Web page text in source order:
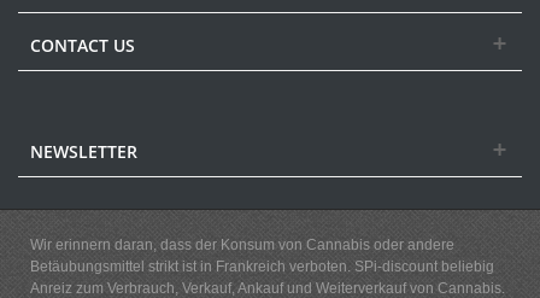
CONTACT US
NEWSLETTER
Wir erinnern daran, dass der Konsum von Cannabis oder andere
Betäubungsmittel strikt ist in Frankreich verboten. SPi-discount beliebig
Anreiz zum Verbrauch, Verkauf, Ankauf und Weiterverkauf von Cannabis.